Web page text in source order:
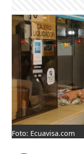
Foto: Ecuavisa.com